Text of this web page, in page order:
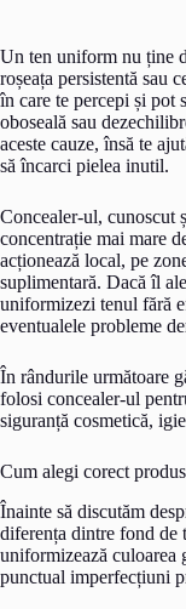
Un ten uniform nu ține
roșeața persistentă sau
în care te percepi și pot
oboseală sau
aceste cauze, însă te
să încarci pielea inutil.
Concealer-ul, cunoscut
concentrație mai mare
acționează local, pe
suplimentară. Dacă îl
uniformizezi tenul fără
eventualele probleme
În rândurile următoare
folosi concealer-ul
siguranță cosmetică,
Cum alegi corect
Înainte să discutăm
diferența dintre fond de
uniformizează culoarea
punctual imperfecțiuni